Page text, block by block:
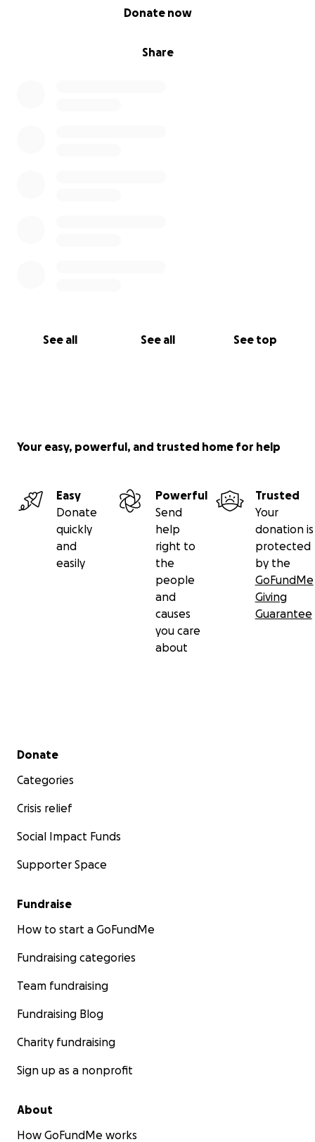
Share
Donate now
See all See all See top
Your easy, powerful, and trusted home for help
Easy
Donate
quickly
and
easily
Powerful
Send
help
right to
the
people
and
causes
you care
about
Trusted
Your
donation is
protected
by the
GoFundMe
Giving
Guarantee
Secondary menu
Donate
Categories
Crisis relief
Social Impact Funds
Supporter Space
Fundraise
How to start a GoFundMe
Fundraising categories
Team fundraising
Fundraising Blog
Charity fundraising
Sign up as a nonprofit
About
How GoFundMe works